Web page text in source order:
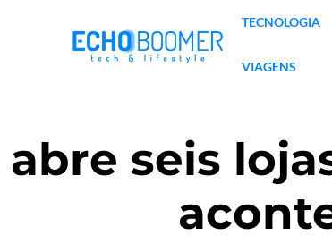
TECNOLOGIA
VIAGENS
seis